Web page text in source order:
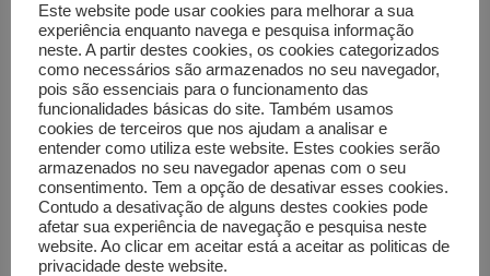
Cursos de Formação
Imóveis
Viaturas
Emprego
Ferramentas e Equipamentos
Diversos
Leilões e outras vendas
Este website pode usar cookies para melhorar a sua
experiência enquanto navega e pesquisa informação
neste. A partir destes cookies, os cookies categorizados
como necessários são armazenados no seu navegador,
pois são essenciais para o funcionamento das
funcionalidades básicas do site. Também usamos
cookies de terceiros que nos ajudam a analisar e
entender como utiliza este website. Estes cookies serão
armazenados no seu navegador apenas com o seu
consentimento. Tem a opção de desativar esses cookies.
Contudo a desativação de alguns destes cookies pode
afetar sua experiência de navegação e pesquisa neste
website. Ao clicar em aceitar está a aceitar as politicas de
privacidade deste website.